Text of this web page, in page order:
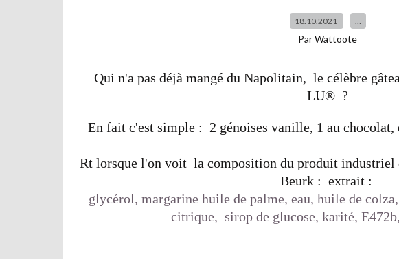
18.10.2021 …
Par Wattoote
Qui n'a pas déjà mangé du Napolitain, le célèbre
LU® ?
En fait c'est simple : 2 génoises vanille, 1 au chocolat,
Rt lorsque l'on voit la composition du produit industriel
Beurk : extrait :
glycérol, margarine huile de palme, eau, huile de
citrique, sirop de glucose, karité,